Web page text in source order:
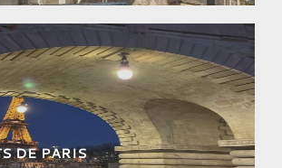
iconique de Saint
Prés !
DE PARIS